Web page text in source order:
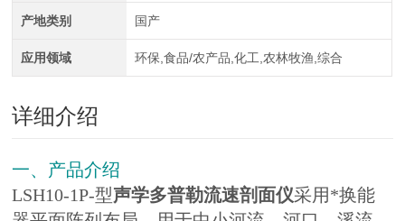
产地类别 国产
应用领域 环保,食品/农产品,化工,农林牧渔,综合
详细介绍
一、产品介绍
LSH10-1P-型声学多普勒流速剖面仪采用*换能